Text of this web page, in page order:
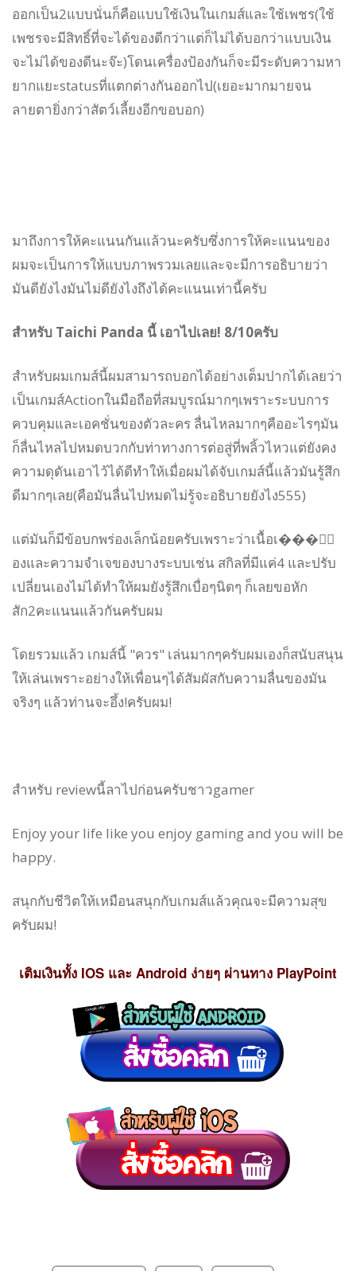
ออกเป็น2แบบนั่นก็คือแบบใช้เงินในเกมส์และใช้เพชร(ใช้
เพชรจะมีสิทธิ์ที่จะได้ของดีกว่าแต่ก็ไม่ได้บอกว่าแบบเงิน
จะไม่ได้ของดีนะจ๊ะ)โดนเครื่องป้องกันก็จะมีระดับความหา
ยากแยะstatusที่แตกต่างกันออกไป(เยอะมากมายจน
ลายตายิ่งกว่าสัตว์เลี้ยงอีกขอบอก)
มาถึงการให้คะแนนกันแล้วนะครับซึ่งการให้คะแนนของ
ผมจะเป็นการให้แบบภาพรวมเลยและจะมีการอธิบายว่า
มันดียังไงมันไม่ดียังไงถึงได้คะแนนเท่านี้ครับ
สำหรับ Taichi Panda นี้ เอาไปเลย! 8/10ครับ
สำหรับผมเกมส์นี้ผมสามารถบอกได้อย่างเต็มปากได้เลยว่า
เป็นเกมส์Actionในมือถือที่สมบูรณ์มากๆเพราะระบบการ
ควบคุมและเอคชั่นของตัวละคร ลื่นไหลมากๆคืออะไรๆมัน
ก็ลื่นไหลไปหมดบวกกับท่าทางการต่อสู่ที่พลิ้วไหวแต่ยังคง
ความดุดันเอาไว้ได้ดีทำให้เมื่อผมได้จับเกมส์นี้แล้วมันรู้สึก
ดีมากๆเลย(คือมันลื่นไปหมดไม่รู้จะอธิบายยังไง555)
แต่มันก็มีข้อบกพร่องเล็กน้อยครับเพราะว่าเนื้อเ���ื่
องและความจำเจของบางระบบเช่น สกิลที่มีแค่4 และปรับ
เปลี่ยนเองไม่ได้ทำให้ผมยังรู้สึกเบื่อๆนิดๆ ก็เลยขอหัก
สัก2คะแนนแล้วกันครับผม
โดยรวมแล้ว เกมส์นี้ "ควร" เล่นมากๆครับผมเองก็สนับสนุน
ให้เล่นเพราะอย่างให้เพื่อนๆได้สัมผัสกับความลื่นของมัน
จริงๆ แล้วท่านจะอึ้ง!ครับผม!
สำหรับ reviewนี้ลาไปก่อนครับชาวgamer
Enjoy your life like you enjoy gaming and you will be
happy.
สนุกกับชีวิตให้เหมือนสนุกกับเกมส์แล้วคุณจะมีความสุข
ครับผม!
เติมเงินทั้ง IOS และ Android ง่ายๆ ผ่านทาง PlayPoint